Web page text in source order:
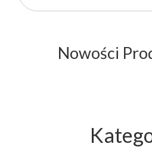
Nowości